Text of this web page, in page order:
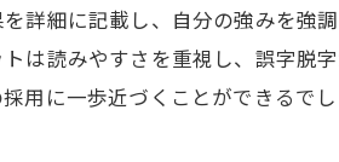
の改善事例とその影響
ストレス管理とメンタルヘルス
全対策と災害予防の取り組み
詳細に記載し、自分の強みを強
は読みやすさを重視し、誤字脱
用に一歩近づくことができるでし